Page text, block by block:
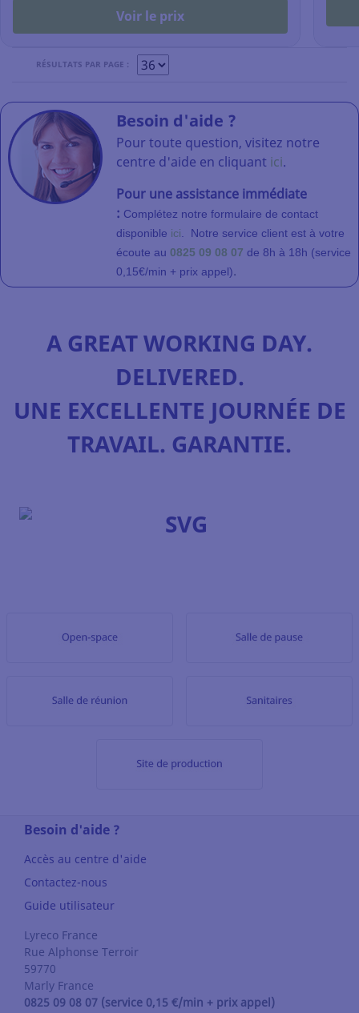
Voir le prix
RÉSULTATS PAR PAGE :
Besoin d'aide ?
Pour toute question, visitez notre
centre d'aide en cliquant ici.
Pour une assistance immédiate
: Complétez notre formulaire de contact
disponible ici Notre service client est à votre
écoute au 0825 09 08 07 de 8h à 18h (service
0,15€/min + prix appel).
A GREAT WORKING DAY.
DELIVERED.
UNE EXCELLENTE JOURNÉE DE
TRAVAIL. GARANTIE.
Besoin d'aide ?
Accès au centre d'aide
Contactez-nous
Guide utilisateur
Lyreco France
Rue Alphonse Terroir
59770
Marly France
0825 09 08 07 (service 0,15 €/min + prix appel)